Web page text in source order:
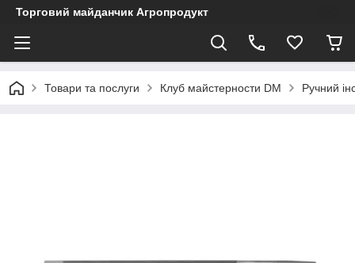
Торговий майданчик Агропродукт
Товари та послуги Клуб майстерности DM Ручний